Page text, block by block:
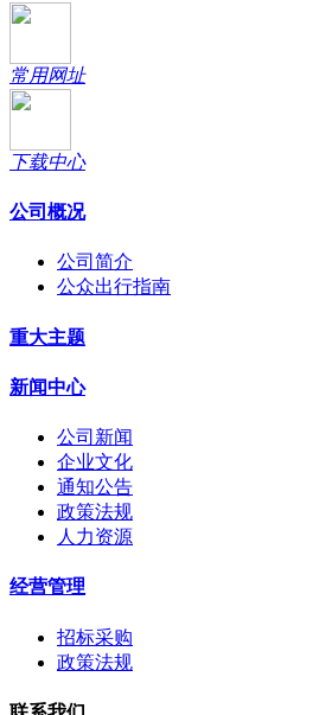
常用网址
下载中心
公司概况
公司简介
公众出行指南
重大主题
新闻中心
公司新闻
企业文化
通知公告
政策法规
人力资源
经营管理
招标采购
政策法规